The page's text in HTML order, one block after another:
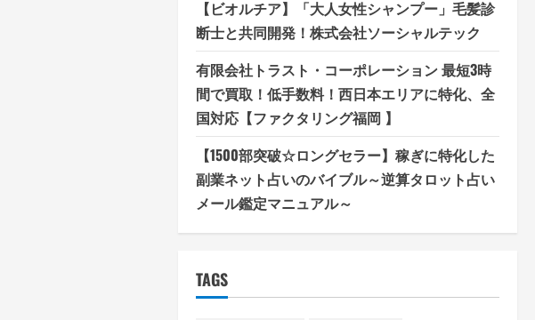
【ビオルチア】「大人女性シャンプー」毛髪診
断士と共同開発！株式会社ソーシャルテック
有限会社トラスト・コーポレーション 最短3時
間で買取！低手数料！西日本エリアに特化、全
国対応【ファクタリング福岡 】
【1500部突破☆ロングセラー】稼ぎに特化した
副業ネット占いのバイブル～逆算タロット占い
メール鑑定マニュアル～
TAGS